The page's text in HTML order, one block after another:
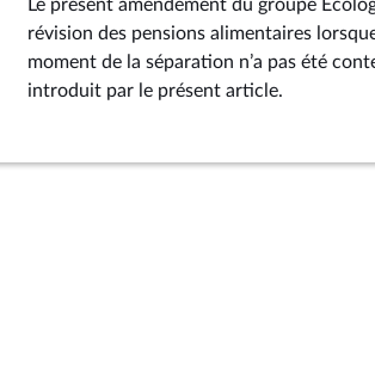
Le présent amendement du groupe
révision des pensions alimentaires
moment de la séparation n’a pas été
introduit par le présent article.